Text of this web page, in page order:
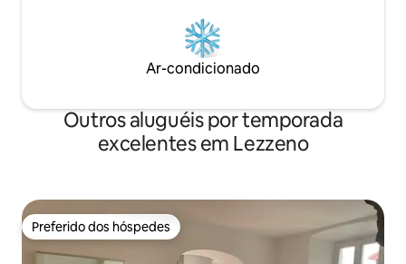
Ar-condicionado
Outros aluguéis por temporada
excelentes em Lezzeno
Preferido dos hóspedes
Preferido dos hóspedes